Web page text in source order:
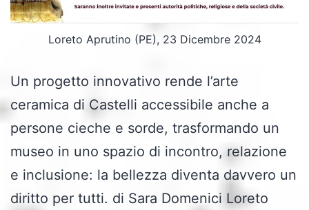
Loreto Aprutino (PE), 23 Dicembre 2024
Un progetto innovativo rende l’arte
ceramica di Castelli accessibile anche a
persone cieche e sorde, trasformando un
museo in uno spazio di incontro, relazione
e inclusione: la bellezza diventa davvero un
diritto per tutti. di Sara Domenici Loreto